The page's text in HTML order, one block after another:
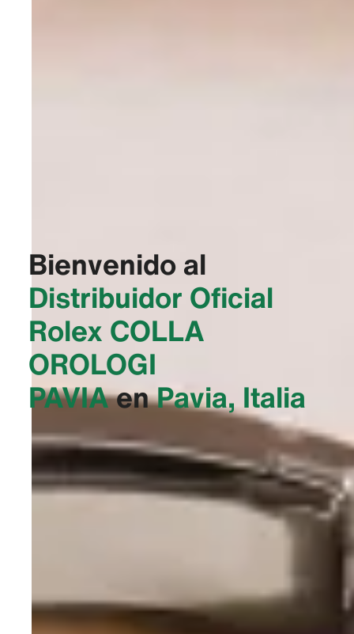
Bienvenido al
Distribuidor Oficial
Rolex ‭COLLA
OROLOGI
PAVIA‬enPavia, Italia